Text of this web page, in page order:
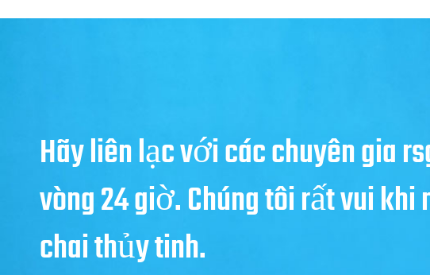
Hãy liên lạc với các chuyên gia
vòng 24 giờ. Chúng tôi rất vui
chai thủy tinh.